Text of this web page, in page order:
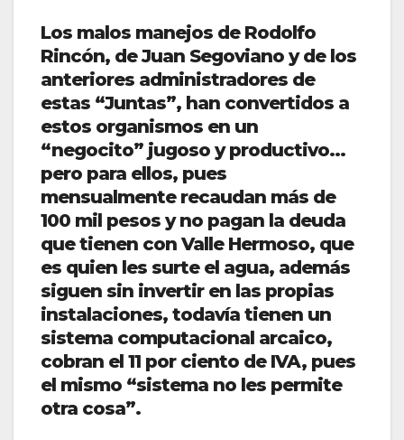
Los malos manejos de Rodolfo
Rincón, de Juan Segoviano y de los
anteriores administradores de
estas “Juntas”, han convertidos a
estos organismos en un
“negocito” jugoso y productivo…
pero para ellos, pues
mensualmente recaudan más de
100 mil pesos y no pagan la deuda
que tienen con Valle Hermoso, que
es quien les surte el agua, además
siguen sin invertir en las propias
instalaciones, todavía tienen un
sistema computacional arcaico,
cobran el 11 por ciento de IVA, pues
el mismo “sistema no les permite
otra cosa”.